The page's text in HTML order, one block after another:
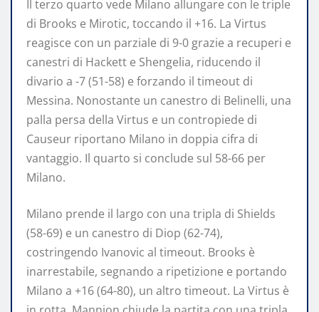
Il terzo quarto vede Milano allungare con le triple
di Brooks e Mirotic, toccando il +16. La Virtus
reagisce con un parziale di 9-0 grazie a recuperi e
canestri di Hackett e Shengelia, riducendo il
divario a -7 (51-58) e forzando il timeout di
Messina. Nonostante un canestro di Belinelli, una
palla persa della Virtus e un contropiede di
Causeur riportano Milano in doppia cifra di
vantaggio. Il quarto si conclude sul 58-66 per
Milano.
Milano prende il largo con una tripla di Shields
(58-69) e un canestro di Diop (62-74),
costringendo Ivanovic al timeout. Brooks è
inarrestabile, segnando a ripetizione e portando
Milano a +16 (64-80), un altro timeout. La Virtus è